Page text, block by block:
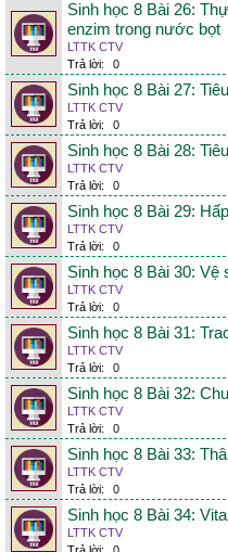
Sinh học 8 Bài 26:
enzim trong nước bọt
LTTK CTV
Trả lời:
0
Sinh học 8 Bài 27:
LTTK CTV
Trả lời:
0
Sinh học 8 Bài 28:
LTTK CTV
Trả lời:
0
Sinh học 8 Bài 29:
LTTK CTV
Trả lời:
0
Sinh học 8 Bài 30: Vệ
LTTK CTV
Trả lời:
0
Sinh học 8 Bài 31:
LTTK CTV
Trả lời:
0
Sinh học 8 Bài 32:
LTTK CTV
Trả lời:
0
Sinh học 8 Bài 33:
LTTK CTV
Trả lời:
0
Sinh học 8 Bài 34:
LTTK CTV